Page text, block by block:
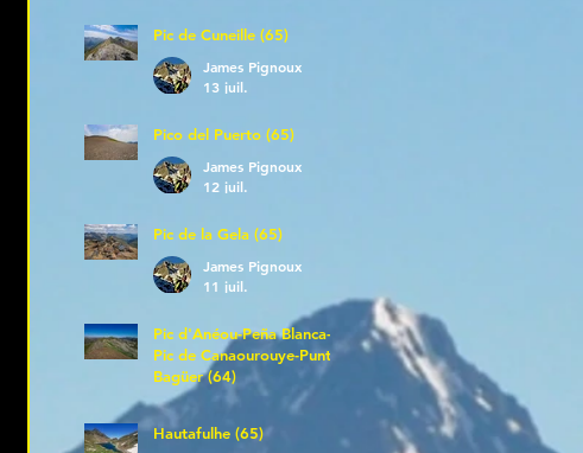
Pic de Cuneille (65)
James Pignoux
13 juil.
Pico del Puerto (65)
James Pignoux
12 juil.
Pic de la Gela (65)
James Pignoux
11 juil.
Pic d'Anéou-Peña Blanca-
Pic de Canaourouye-Punta
Bagüer (64)
James Pignoux
5 juil.
Hautafulhe (65)